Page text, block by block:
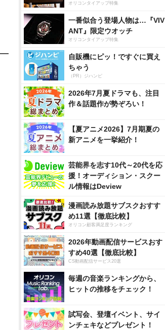
オリコンタイアップ特集
一番似合う登場人物は…『VIV
ANT』限定ウオッチ
オリコンタイアップ特集
自販機にピッ！ですぐに買え
ちゃう
（PR）ジハンピ
2026年7月夏ドラマも、注目
作＆話題作が勢ぞろい！
【夏アニメ2026】7月期夏の
新アニメを一挙紹介！
芸能界を志す10代～20代を応
援！オーディション・スクー
ル情報はDeview
漫画読み放題サブスクおすす
め11選【徹底比較】
オリコン顧客満足度ランキング
2026年動画配信サービスおす
すめ40選【徹底比較】
CS動画配信サービス20選
毎週の音楽ランキングから、
ヒットの推移をチェック！
試写会、登壇イベント、サイ
ンチェキなどプレゼント！